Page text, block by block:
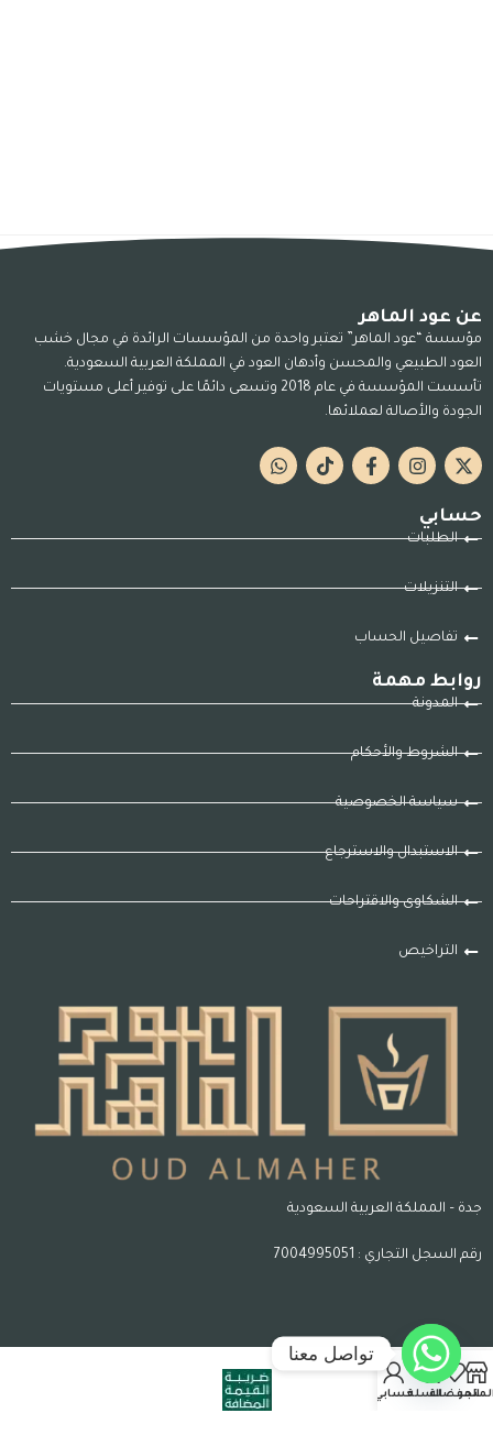
عن عود الماهر
مؤسسة “عود الماهر” تعتبر واحدة من المؤسسات الرائدة في مجال خشب
العود الطبيعي والمحسن وأدهان العود في المملكة العربية السعودية.
تأسست المؤسسة في عام 2018 وتسعى دائمًا على توفير أعلى مستويات
الجودة والأصالة لعملائها.
حسابي
الطلبات
التنزيلات
تفاصيل الحساب
روابط مهمة
المدونة
الشروط والأحكام
سياسة الخصوصية
الاستبدال والاسترجاع
الشكاوى والاقتراحات
التراخيص
جدة – المملكة العربية السعودية
رقم السجل التجاري : 7004995051
المفضلةالسلةحسابي
تواصل معنا